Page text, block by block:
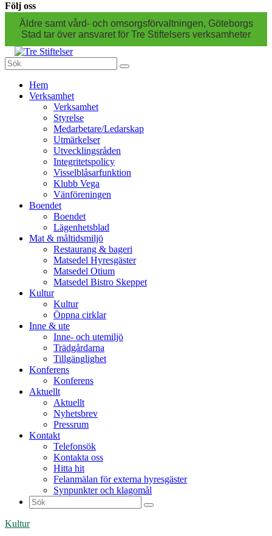
Följ oss
Äldre samt vård- och omsorgsförvaltningen, Göteborgs
Stad tar över ansvaret för Tre Stiftelsers verksamheter
Sök
efter:
vidare
Hem
Verksamhet
Verksamhet
Styrelse
Medarbetare/Ledarskap
Utmärkelser
Utvecklingsråden
Integritetspolicy
Visselblåsarfunktion
Klubb Vega
Vänföreningen
Boendet
Boendet
Lägenhetsblad
Mat & måltidsmiljö
Restaurang & bageri
Matsedel Hyresgäster
Matsedel Otium
Matsedel Bistro Skeppet
Kultur
Kultur
Öppna cirklar
Inne & ute
Inne- och utemiljö
Trädgårdarna
Tillgänglighet
Konferens
Konferens
Aktuellt
Aktuellt
Nyhetsbrev
Pressrum
Kontakt
Telefonsök
Kontakta oss
Hitta hit
Felanmälan för externa hyresgäster
Synpunkter och klagomål
Sök
efter:
Kultur